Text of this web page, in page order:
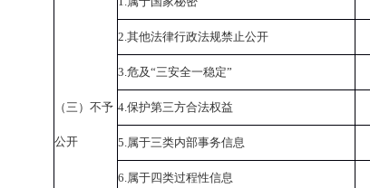
（三）不予
公开
2.其他法律行政法规禁止公开
3.危及“三安全一稳定”
4.保护第三方合法权益
5.属于三类内部事务信息
6.属于四类过程性信息